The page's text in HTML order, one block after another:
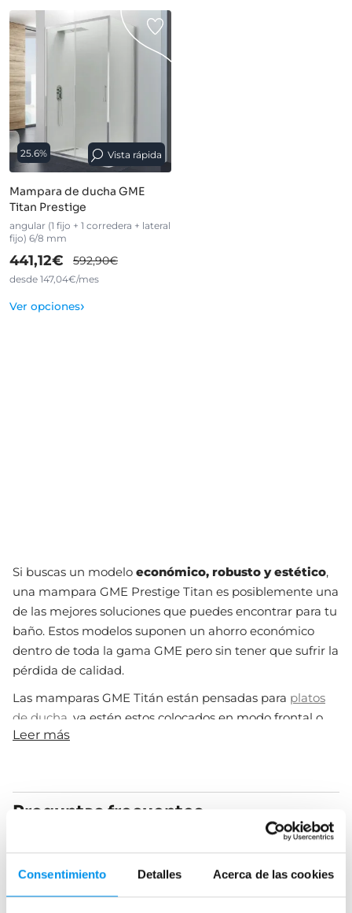
Consentimiento Detalles Acerca de las cookies
25.6% Vista rápida
Mampara de ducha GME
Titan Prestige
angular (1 fijo + 1 corredera + lateral
fijo) 6/8 mm
441,12€ 592,90€
desde 147,04€/mes
Ver opciones›
Si buscas un modelo económico, robusto y estético,
una mampara GME Prestige Titan es posiblemente una
de las mejores soluciones que puedes encontrar para tu
baño. Estos modelos suponen un ahorro económico
dentro de toda la gama GME pero sin tener que sufrir la
pérdida de calidad.
Las mamparas GME Titán están pensadas para platos
de ducha , ya estén estos colocados en modo frontal o
angular, e incluso tienes un modelo para
Como podrás ver en nuestro catálogo, los modelos de
mampara de ducha GME Prestige Titán son depuertas
a la hora de
dentro.
Leer más
Preguntas frecuentes
ducha GME Prestige Titán?